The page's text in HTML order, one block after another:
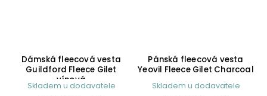
Dámská fleecová vesta
Guildford Fleece Gilet
vínová
Skladem u dodavatele
Pánská fleecová vesta
Yeovil Fleece Gilet Charcoal
Skladem u dodavatele